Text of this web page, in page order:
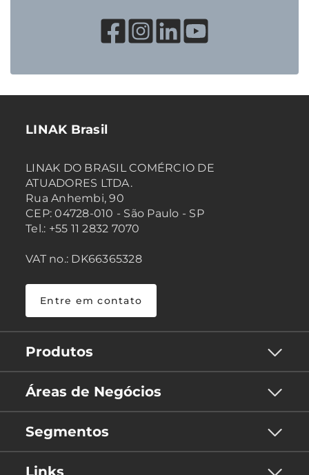
LINAK Brasil
LINAK DO BRASIL COMÉRCIO DE
ATUADORES LTDA.
Rua Anhembi, 90
CEP: 04728-010 - São Paulo - SP
Tel.: +55 11 2832 7070
VAT no.: DK66365328
Entre em contato
Produtos
Áreas de Negócios
Segmentos